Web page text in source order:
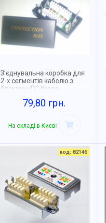
З’єднувальна коробка для
2-х сегментів кабелю з
блоками IDC Krone
79,80 грн.
На складі в Києві
код: 82146